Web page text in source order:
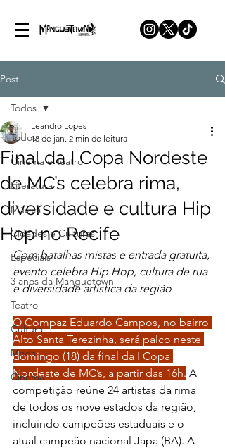
Post
Todos
Cinema e Teatro
Literatura
Música
Cidades e Culturas
Especiais
3 anos da Manguetown
Teatro
Cultura
Moda
Cinema
Todos
Final da I Copa Nordeste
de MC’s celebra rima,
diversidade e cultura Hip
Hop no Recife
Leandro Lopes
18 de jan. 2 min de leitura
Com batalhas mistas e entrada gratuita,
evento celebra Hip Hop, cultura de rua
e diversidade artística da região
O Compaz Eduardo Campos, no bairro
Alto Santa Terezinha, será palco neste
domingo (18) da final da I Copa
Nordeste de MC’s, a partir das 16h. A
competição reúne 24 artistas da rima
de todos os nove estados da região,
incluindo campeões estaduais e o
atual campeão nacional Japa (BA). A